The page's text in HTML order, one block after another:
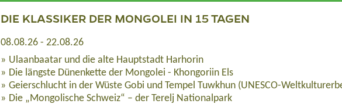
DIE KLASSIKER DER MONGOLEI IN 15 TAGEN
08.08.26 - 22.08.26
Ulaanbaatar und die alte Hauptstadt Harhorin
Die längste Dünenkette der Mongolei - Khongoriin Els
Geierschlucht in der Wüste Gobi und Tempel Tuwkhun (UNESCO-
Die „Mongolische Schweiz“ – der Terelj Nationalpark